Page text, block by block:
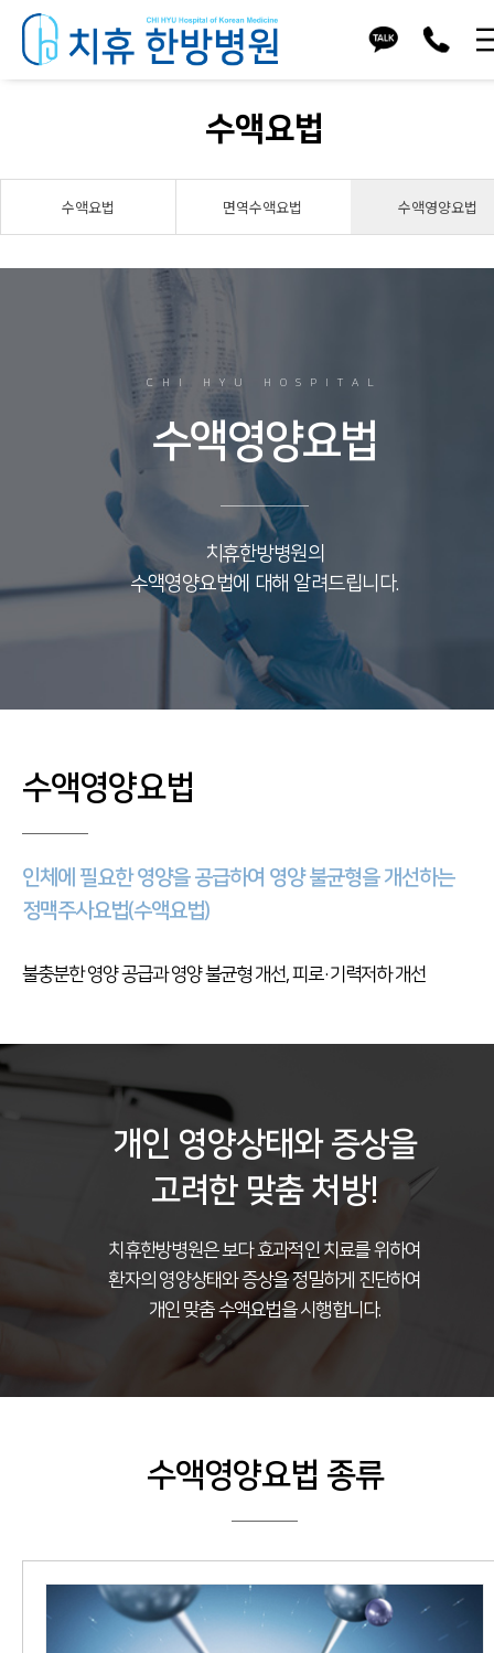
수액요법
수액요법 면역수액요법 수액영양요법
CHI HYU HOSPITAL
수액영양요법
치휴한방병원의
수액영양요법에 대해 알려드립니다.
수액영양요법
인체에 필요한 영양을 공급하여 영양 불균형을 개선하는
정맥주사요법(수액요법)
불충분한 영양 공급과 영양 불균형 개선, 피로·기력저하 개선
개인 영양상태와 증상을
고려한 맞춤 처방!
치휴한방병원은 보다 효과적인 치료를 위하여
환자의 영양상태와 증상을 정밀하게 진단하여
개인 맞춤 수액요법을 시행합니다.
수액영양요법 종류